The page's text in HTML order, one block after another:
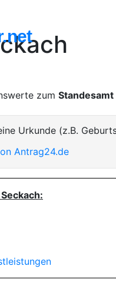
zum Standesamt
Urkunde (z.B.
Antrag24.de